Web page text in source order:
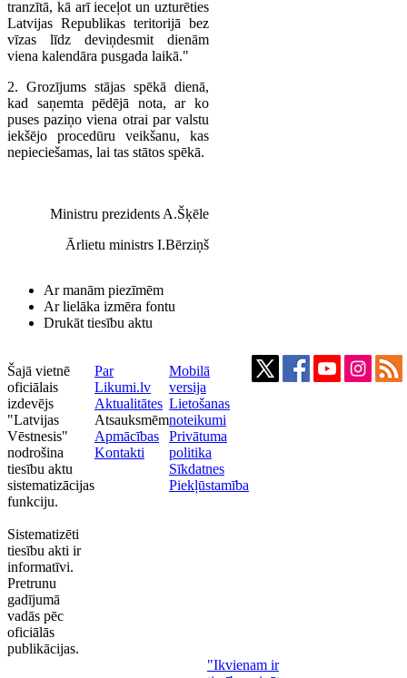
tranzītā, kā arī ieceļot un uzturēties
Latvijas Republikas teritorijā bez
vīzas līdz deviņdesmit dienām
viena kalendāra pusgada laikā."
2. Grozījums stājas spēkā dienā,
kad saņemta pēdējā nota, ar ko
puses paziņo viena otrai par valstu
iekšējo procedūru veikšanu, kas
nepieciešamas, lai tas stātos spēkā.
Ministru prezidents A.Šķēle
Ārlietu ministrs I.Bērziņš
Ar manām piezīmēm
Ar lielāka izmēra fontu
Drukāt tiesību aktu
Šajā vietnē
oficiālais
izdevējs
"Latvijas
Vēstnesis"
nodrošina
tiesību aktu
sistematizācijas
funkciju.
Sistematizēti
tiesību akti ir
informatīvi.
Pretrunu
gadījumā
vadās pēc
oficiālās
publikācijas.
Par
Likumi.lv
Aktualitātes
Atsauksmēm
Apmācības
Kontakti
Mobilā
versija
Lietošanas
noteikumi
Privātuma
politika
Sīkdatnes
Piekļūstamība
"Ikvienam ir